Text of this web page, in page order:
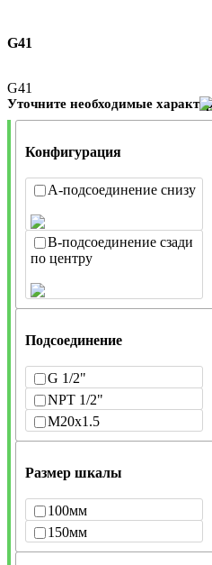
G41
G41
Уточните необходимые
Конфигурация
A-подсоединение снизу
B-подсоединение сзади
по центру
Подсоединение
G 1/2"
NPT 1/2"
M20x1.5
Размер шкалы
100мм
150мм